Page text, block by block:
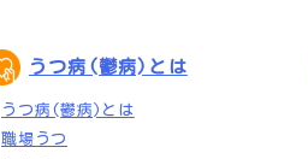
うつ病(鬱病)とは
うつ病(鬱病)とは
職場うつ